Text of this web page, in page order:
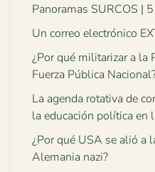
Panoramas SURCOS |
Un correo electrónico
¿Por qué militarizar a la
Fuerza Pública
La agenda rotativa de
la educación política en
¿Por qué USA se alió a
Alemania nazi?